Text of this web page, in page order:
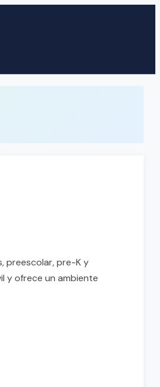
preescolar, pre-K y
y ofrece un ambiente